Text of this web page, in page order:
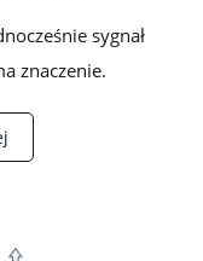
sygnał
znaczenie.